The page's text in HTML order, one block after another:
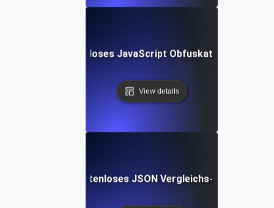
Kostenloses JavaScript Obfuskator-Tool
View details
Kostenloses JSON Vergleichs-Tool